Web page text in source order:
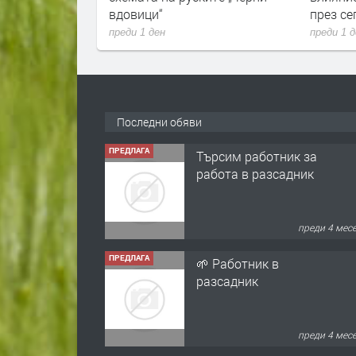
вдовици“
преди 1 ден
през
преди 1
Последни обяви
ПРЕДЛАГА
Търсим работник за
работа в разсадник
преди 4
ПРЕДЛАГА
🌱 Работник в
разсадник
преди 4